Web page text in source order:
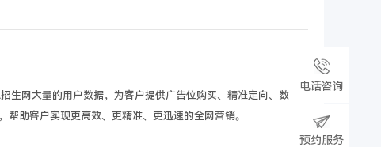
生网大量的用户数据，为客户提供广告位购买、精准定向、数
助客户实现更高效、更精准、更迅速的全网营销。
电话咨询
预约服务